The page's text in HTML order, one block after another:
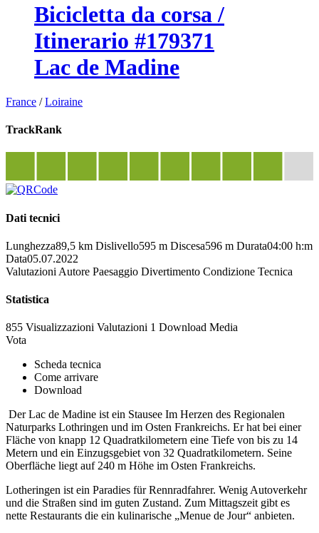
Bicicletta da corsa /
Itinerario #179371
Lac de Madine
France /Loiraine
TrackRank
Dati tecnici
Lunghezza89,5 km Dislivello595 m Discesa596 m Durata04:00 h:m
Data05.07.2022
Valutazioni Autore Paesaggio Divertimento Condizione Tecnica
Statistica
855 Visualizzazioni Valutazioni 1 Download Media
Vota
Scheda tecnica
Come arrivare
Download
Der Lac de Madine ist ein Stausee Im Herzen des Regionalen
Naturparks Lothringen und im Osten Frankreichs. Er hat bei einer
Fläche von knapp 12 Quadratkilometern eine Tiefe von bis zu 14
Metern und ein Einzugsgebiet von 32 Quadratkilometern. Seine
Oberfläche liegt auf 240 m Höhe im Osten Frankreichs.
Lotheringen ist ein Paradies für Rennradfahrer. Wenig Autoverkehr
und die Straßen sind im guten Zustand. Zum Mittagszeit gibt es
nette Restaurants die ein kulinarische „Menue de Jour“ anbieten.